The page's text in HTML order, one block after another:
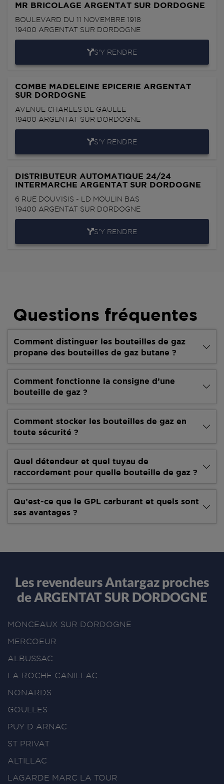
MR BRICOLAGE ARGENTAT SUR DORDOGNE
BOULEVARD DU 11 NOVEMBRE 1918
19400 ARGENTAT SUR DORDOGNE
S'Y RENDRE
COMBE MADELEINE EPICERIE ARGENTAT
SUR DORDOGNE
AVENUE CHARLES DE GAULLE
19400 ARGENTAT SUR DORDOGNE
S'Y RENDRE
DISTRIBUTEUR AUTOMATIQUE 24/24
INTERMARCHE ARGENTAT SUR DORDOGNE
6 RUE DOUVISIS - LD MOULIN BAS
19400 ARGENTAT SUR DORDOGNE
S'Y RENDRE
Questions fréquentes
Comment distinguer les bouteilles de gaz
propane des bouteilles de gaz butane ?
Comment fonctionne la consigne d’une
bouteille de gaz ?
Comment stocker les bouteilles de gaz en
toute sécurité ?
Quel détendeur et quel tuyau de
raccordement pour quelle bouteille de gaz ?
Qu’est-ce que le GPL carburant et quels sont
ses avantages ?
Les revendeurs Antargaz proches
de ARGENTAT SUR DORDOGNE
MONCEAUX SUR DORDOGNE
MERCOEUR
ALBUSSAC
LA ROCHE CANILLAC
NONARDS
GOULLES
PUY D ARNAC
ST PRIVAT
ALTILLAC
LAGARDE MARC LA TOUR